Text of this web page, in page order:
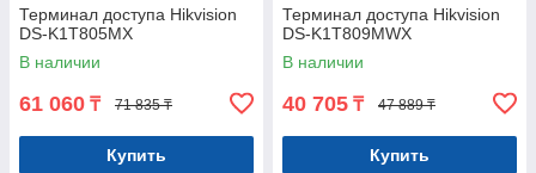
Терминал доступа Hikvision
DS-K1T805MX
В наличии
61 060 ₸ 71 835 ₸
Купить
Терминал доступа Hikvision
DS-K1T809MWX
В наличии
40 705 ₸ 47 889 ₸
Купить